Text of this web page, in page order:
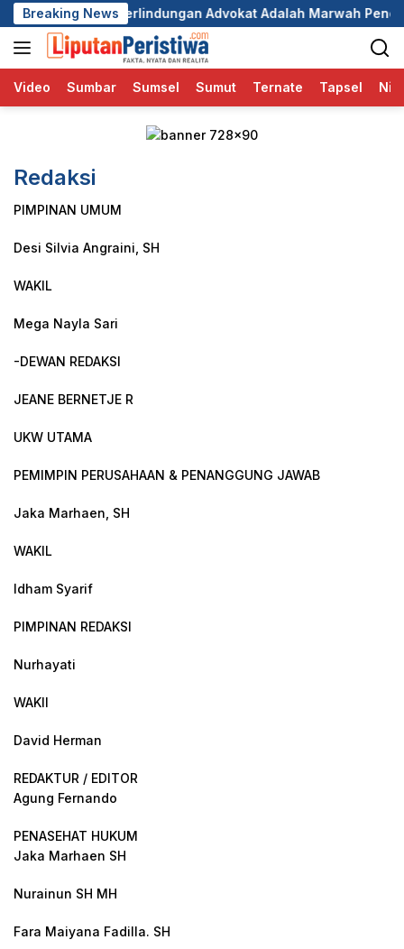
Langsung
ke
konten
Breaking News
Sendiri, Perlindungan Advokat Adalah Marwah Penegak
Video Sumbar Sumsel Sumut Ternate Tapsel
Redaksi
PIMPINAN UMUM
Desi Silvia Angraini, SH
WAKIL
Mega Nayla Sari
-DEWAN REDAKSI
JEANE BERNETJE R
UKW UTAMA
PEMIMPIN PERUSAHAAN & PENANGGUNG JAWAB
Jaka Marhaen, SH
WAKIL
Idham Syarif
PIMPINAN REDAKSI
Nurhayati
WAKIl
David Herman
REDAKTUR / EDITOR
Agung Fernando
PENASEHAT HUKUM
Jaka Marhaen SH
Nurainun SH MH
Fara Maiyana Fadilla. SH